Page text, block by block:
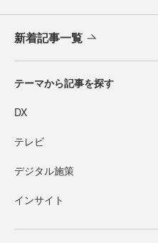
新着記事一覧
テーマから記事を探す
DX
テレビ
デジタル施策
インサイト